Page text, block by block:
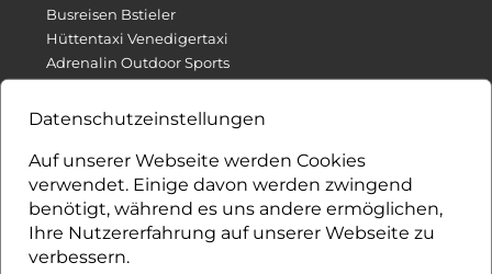
Busreisen Bstieler
Hüttentaxi Venedigertaxi
Adrenalin Outdoor Sports
Osttirol Card - Gästekarte
Kulinarik
Dein Bilderbuch
Webcams
Datenschutzeinstellungen
Auf unserer Webseite werden Cookies
verwendet. Einige davon werden zwingend
benötigt, während es uns andere ermöglichen,
Ihre Nutzererfahrung auf unserer Webseite zu
verbessern.